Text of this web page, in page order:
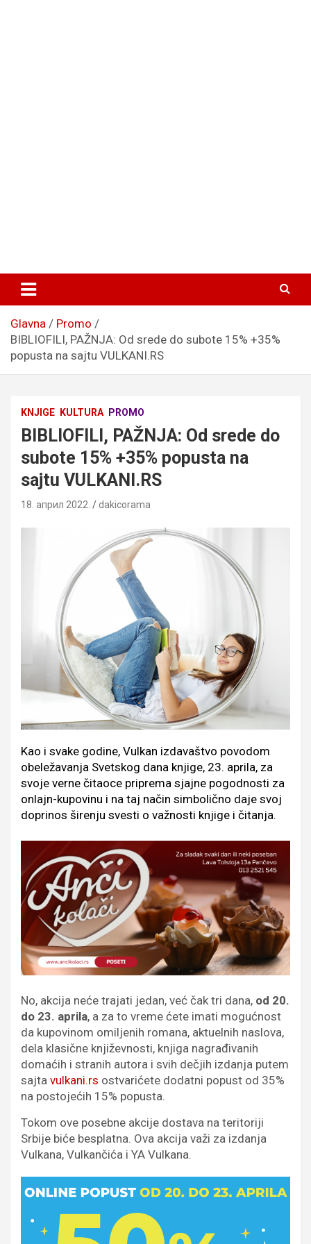
Glavna
Promo
BIBLIOFILI, PAŽNJA: Od srede do subote 15% +35%
popusta na sajtu VULKANI.RS
KNJIGE KULTURA PROMO
BIBLIOFILI, PAŽNJA: Od srede do
subote 15% +35% popusta na
sajtu VULKANI.RS
18. април 2022. dakicorama
Kao i svake godine, Vulkan izdavaštvo povodom
obeležavanja Svetskog dana knjige, 23. aprila, za
svoje verne čitaoce priprema sjajne pogodnosti za
onlajn-kupovinu i na taj način simbolično daje svoj
doprinos širenju svesti o važnosti knjige i čitanja.
No, akcija neće trajati jedan, već čak tri dana, od 20.
do 23. aprila, a za to vreme ćete imati mogućnost
da kupovinom omiljenih romana, aktuelnih naslova,
dela klasične književnosti, knjiga nagrađivanih
domaćih i stranih autora i svih dečjih izdanja putem
sajta vulkani.rs ostvarićete dodatni popust od 35%
na postojećih 15% popusta.
Tokom ove posebne akcije dostava na teritoriji
Srbije biće besplatna. Ova akcija važi za izdanja
Vulkana, Vulkančića i YA Vulkana.